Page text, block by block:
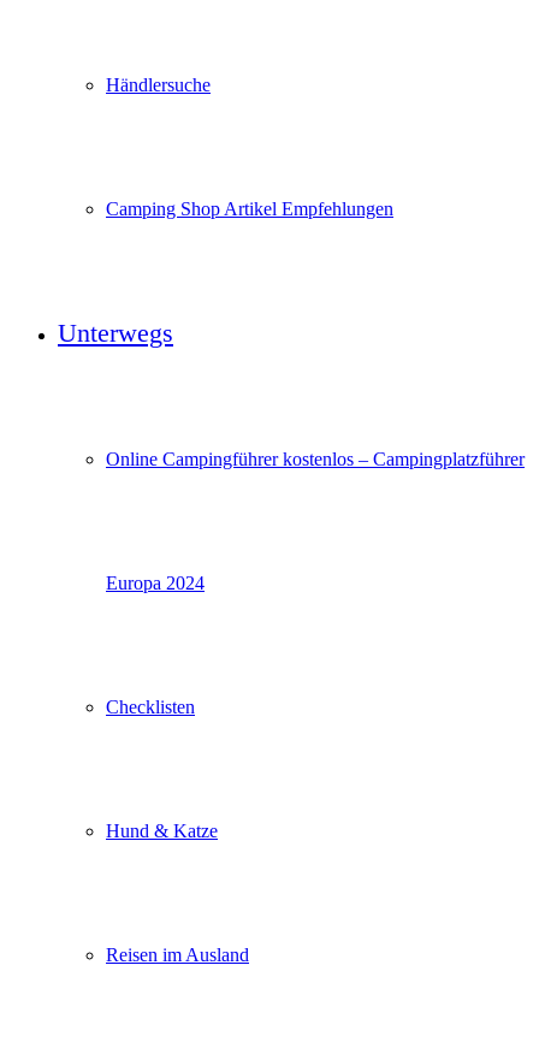
Händlersuche
Camping Shop Artikel Empfehlungen
Unterwegs
Online Campingführer kostenlos – Campingplatzführer
Europa 2024
Checklisten
Hund & Katze
Reisen im Ausland